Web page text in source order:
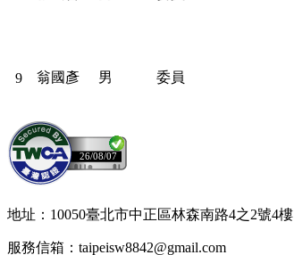
9 翁國彥 男 委員
26/08/07
地址：10050臺北市中正區林森南路4之2號4樓
服務信箱：taipeisw8842@gmail.com